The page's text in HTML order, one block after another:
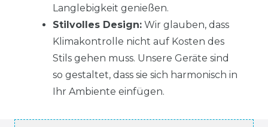
Langlebigkeit genießen.
Stilvolles Design: Wir glauben, dass
Klimakontrolle nicht auf Kosten des
Stils gehen muss. Unsere Geräte sind
so gestaltet, dass sie sich harmonisch in
Ihr Ambiente einfügen.